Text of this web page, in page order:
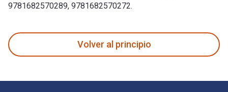
9781682570289, 9781682570272.
Volver al principio